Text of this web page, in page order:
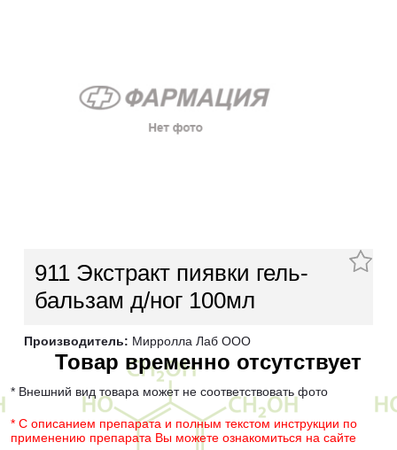
911 Экстракт пиявки гель-
бальзам д/ног 100мл
Производитель: Мирролла Лаб ООО
Товар временно отсутствует
* Внешний вид товара может не соответствовать фото
* С описанием препарата и полным текстом инструкции по
применению препарата Вы можете ознакомиться на сайте